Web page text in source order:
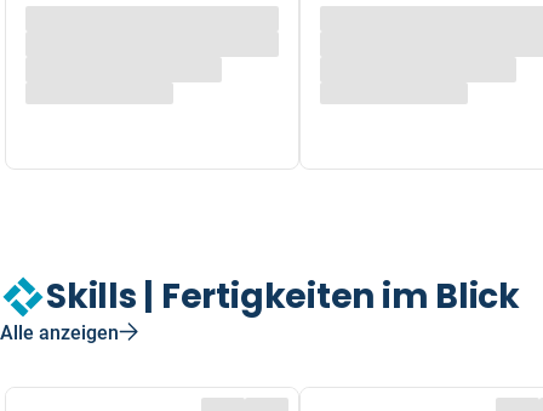
Skills | Fertigkeiten im Blick
Alle anzeigen